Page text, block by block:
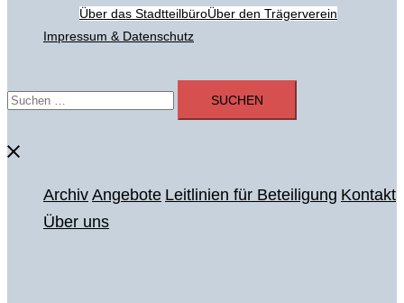
Über das StadtteilbüroÜber den Trägerverein
Impressum & Datenschutz
Suchen
nach:
Menü
Archiv Angebote Leitlinien für Beteiligung Kontakt
Über uns